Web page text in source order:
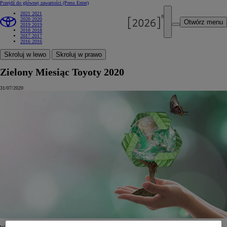
Przejdź do głównej zawartości (Press Enter)
Otwórz menu
2021 2021
2020 2020
2019 2019
2018 2018
2017 2017
2016 2016
Skroluj w lewo Skroluj w prawo
Zielony Miesiąc Toyoty 2020
31/07/2020